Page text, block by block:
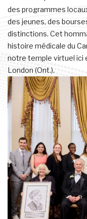
des programmes
des jeunes, des
distinctions. Cet
histoire médicale du
notre temple virtuel ici
London (Ont.).